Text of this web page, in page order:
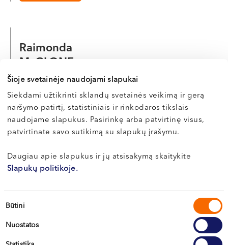
Šioje svetainėje naudojami slapukai
Siekdami užtikrinti sklandų svetainės veikimą ir gerą
naršymo patirtį, statistiniais ir rinkodaros tikslais
naudojame slapukus. Pasirinkę arba patvirtinę visus,
patvirtinate savo sutikimą su slapukų įrašymu.
Daugiau apie slapukus ir jų atsisakymą skaitykite
Slapukų politikoje.
Sutikimo
Būtini
Nuostatos
Raimonda
McGLONE
Dermatovenerologė
LT , EN , RU
Vilnius, S. Žukausko g. 19
Vilma
POCIENĖ
Dermatovenerologė
LT , EN , RU